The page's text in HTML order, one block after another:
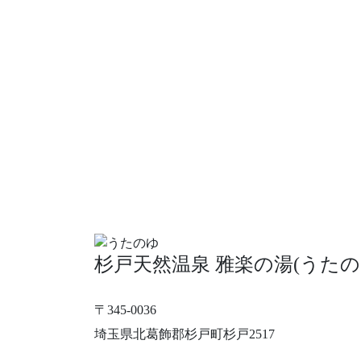
杉戸天然温泉 雅楽の湯(うた
〒345-0036
埼玉県北葛飾郡杉戸町杉戸2517